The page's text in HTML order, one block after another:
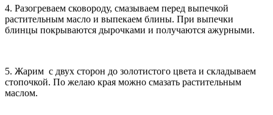
4. Разогреваем сковороду, смазываем перед выпечкой
растительным масло и выпекаем блины. При выпечки
блинцы покрываются дырочками и получаются ажурными.
5. Жарим с двух сторон до золотистого цвета и складываем
стопочкой. По желаю края можно смазать растительным
маслом.